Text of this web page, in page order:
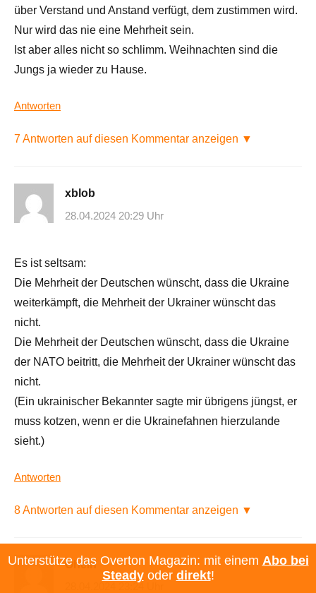
über Verstand und Anstand verfügt, dem zustimmen wird.
Nur wird das nie eine Mehrheit sein.
Ist aber alles nicht so schlimm. Weihnachten sind die
Jungs ja wieder zu Hause.
Antworten
7 Antworten auf diesen Kommentar anzeigen ▼
xblob
28.04.2024 20:29 Uhr
Es ist seltsam:
Die Mehrheit der Deutschen wünscht, dass die Ukraine
weiterkämpft, die Mehrheit der Ukrainer wünscht das
nicht.
Die Mehrheit der Deutschen wünscht, dass die Ukraine
der NATO beitritt, die Mehrheit der Ukrainer wünscht das
nicht.
(Ein ukrainischer Bekannter sagte mir übrigens jüngst, er
muss kotzen, wenn er die Ukrainefahnen hierzulande
sieht.)
Antworten
8 Antworten auf diesen Kommentar anzeigen ▼
Ohein
28.04.2024 23:24 Uhr
Unterstütze das Overton Magazin: mit einem Abo bei
Steadyoder direkt!